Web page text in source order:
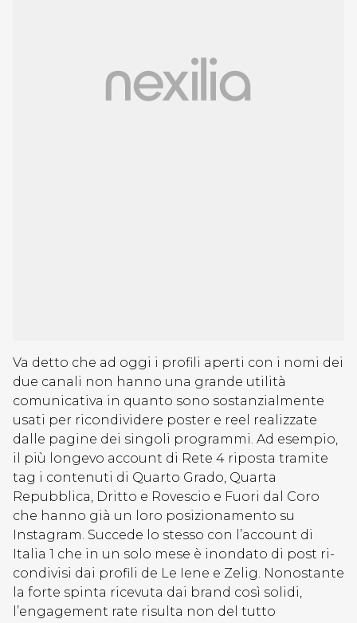
Va detto che ad oggi i profili aperti con i nomi dei
due canali non hanno una grande utilità
comunicativa in quanto sono sostanzialmente
usati per ricondividere poster e reel realizzate
dalle pagine dei singoli programmi. Ad esempio,
il più longevo account di Rete 4 riposta tramite
tag i contenuti di Quarto Grado, Quarta
Repubblica, Dritto e Rovescio e Fuori dal Coro
che hanno già un loro posizionamento su
Instagram. Succede lo stesso con l’account di
Italia 1 che in un solo mese è inondato di post ri-
condivisi dai profili de Le Iene e Zelig. Nonostante
la forte spinta ricevuta dai brand così solidi,
l’engagement rate risulta non del tutto